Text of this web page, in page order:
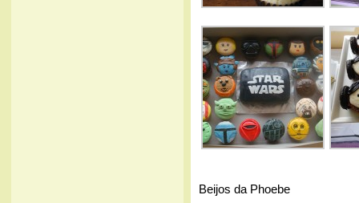
Beijos da Phoebe